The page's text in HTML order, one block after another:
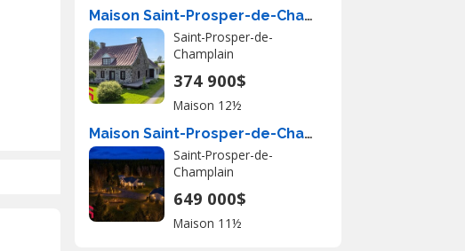
Maison Saint-Prosper-de-Champlain À Vendre
Saint-Prosper-de-
Champlain
374 900$
Maison 12½
Maison Saint-Prosper-de-Champlain À Vendre
Saint-Prosper-de-
Champlain
649 000$
Maison 11½